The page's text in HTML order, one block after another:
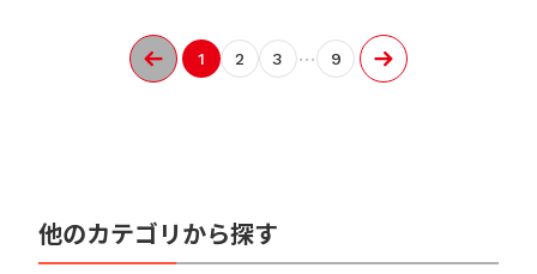
1 2 3 … 9
他のカテゴリから探す